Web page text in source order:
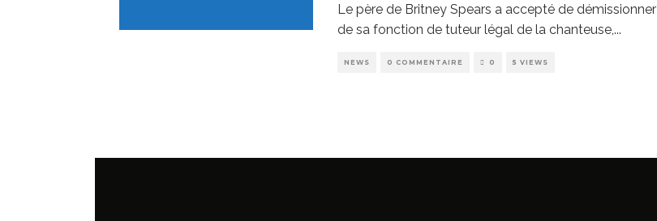
Le père de Britney Spears a accepté de démissionner
de sa fonction de tuteur légal de la chanteuse,...
NEWS 0 COMMENTAIRE 0 5 VIEWS